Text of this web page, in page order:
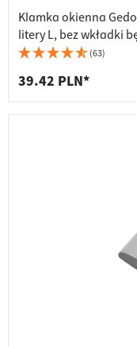
Klamka okienna
litery L, bez wkładki
(63)
39.42 PLN*